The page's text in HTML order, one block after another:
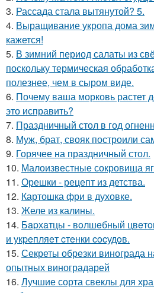
3. Рассада стала вытянутой? 5.
4. Выращивание укропа дома
кажется!
5. В зимний период салаты из
поскольку термическая
полезнее, чем в сыром виде.
6. Почему ваша морковь растет
это исправить?
7. Праздничный стол в год
8. Муж, брат, свояк построили
9. Горячее на праздничный стол.
10. Малоизвестные сокровища
11. Орешки - рецепт из детства.
12. Картошка фри в духовке.
13. Желе из калины.
14. Бapхaтцы - вoлшeбный
и укpeпляeт cтeнки cocудoв.
15. Секреты обрезки винограда
опытных виноградарей
16. Лучшие сорта свеклы для